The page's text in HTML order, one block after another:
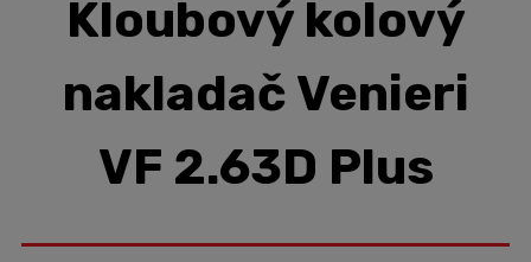
Kloubový kolový
nakladač Venieri
VF 2.63D Plus